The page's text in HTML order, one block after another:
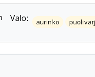
Valo: aurinko